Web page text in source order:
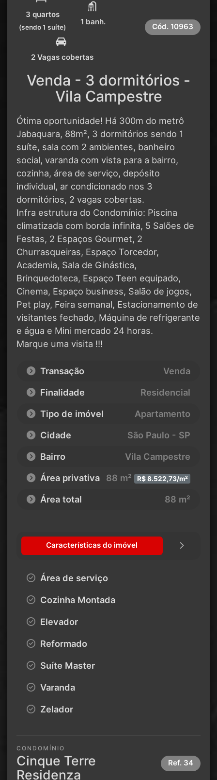
3 quartos
(sendo 1 suíte)
1 banh.
2 Vagas cobertas
Cód. 10963
Venda - 3 dormitórios -
Vila Campestre
Ótima oportunidade! Há 300m do metrô
Jabaquara, 88m², 3 dormitórios sendo 1
suíte, sala com 2 ambientes, banheiro
social, varanda com vista para a bairro,
cozinha, área de serviço, depósito
individual, ar condicionado nos 3
dormitórios, 2 vagas cobertas.
Infra estrutura do Condomínio: Piscina
climatizada com borda infinita, 5 Salões de
Festas, 2 Espaços Gourmet, 2
Churrasqueiras, Espaço Torcedor,
Academia, Sala de Ginástica,
Brinquedoteca, Espaço Teen equipado,
Cinema, Espaço business, Salão de jogos,
Pet play, Feira semanal, Estacionamento de
visitantes fechado, Máquina de refrigerante
e água e Mini mercado 24 horas.
Marque uma visita !!!
Transação
Venda
Finalidade
Residencial
Tipo de imóvel
Apartamento
Cidade
São Paulo - SP
Bairro
Vila Campestre
Área privativa
88 m² R$ 8.522,73/m²
Área total 88 m²
Características do imóvel
Área de serviço
Cozinha Montada
Elevador
Reformado
Suíte Master
Varanda
Zelador
CONDOMÍNIO
Cinque Terre
Residenza
Ref. 34